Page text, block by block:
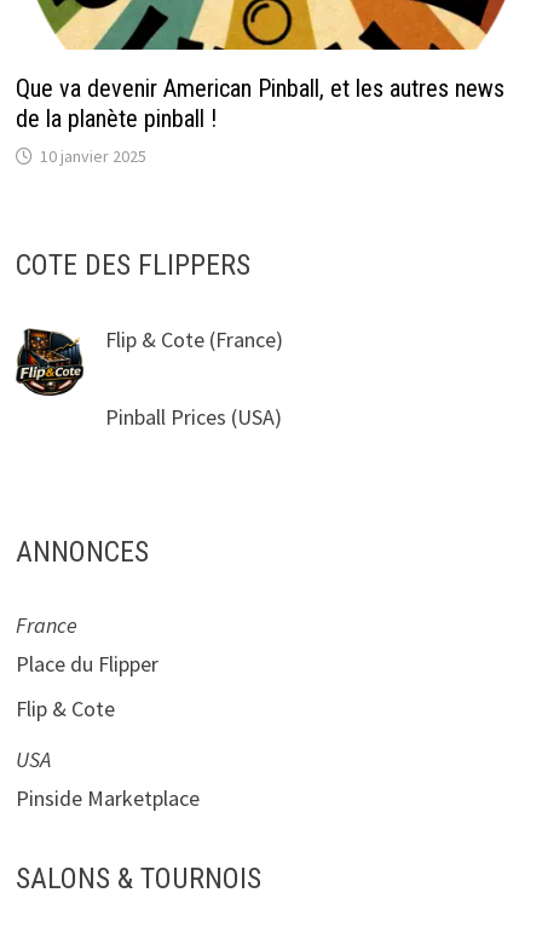
Que va devenir American Pinball, et les autres news
de la planète pinball !
10 janvier 2025
COTE DES FLIPPERS
Flip & Cote(France)
Pinball Prices (USA)
ANNONCES
France
Place du Flipper
Flip & Cote
USA
Pinside Marketplace
SALONS & TOURNOIS